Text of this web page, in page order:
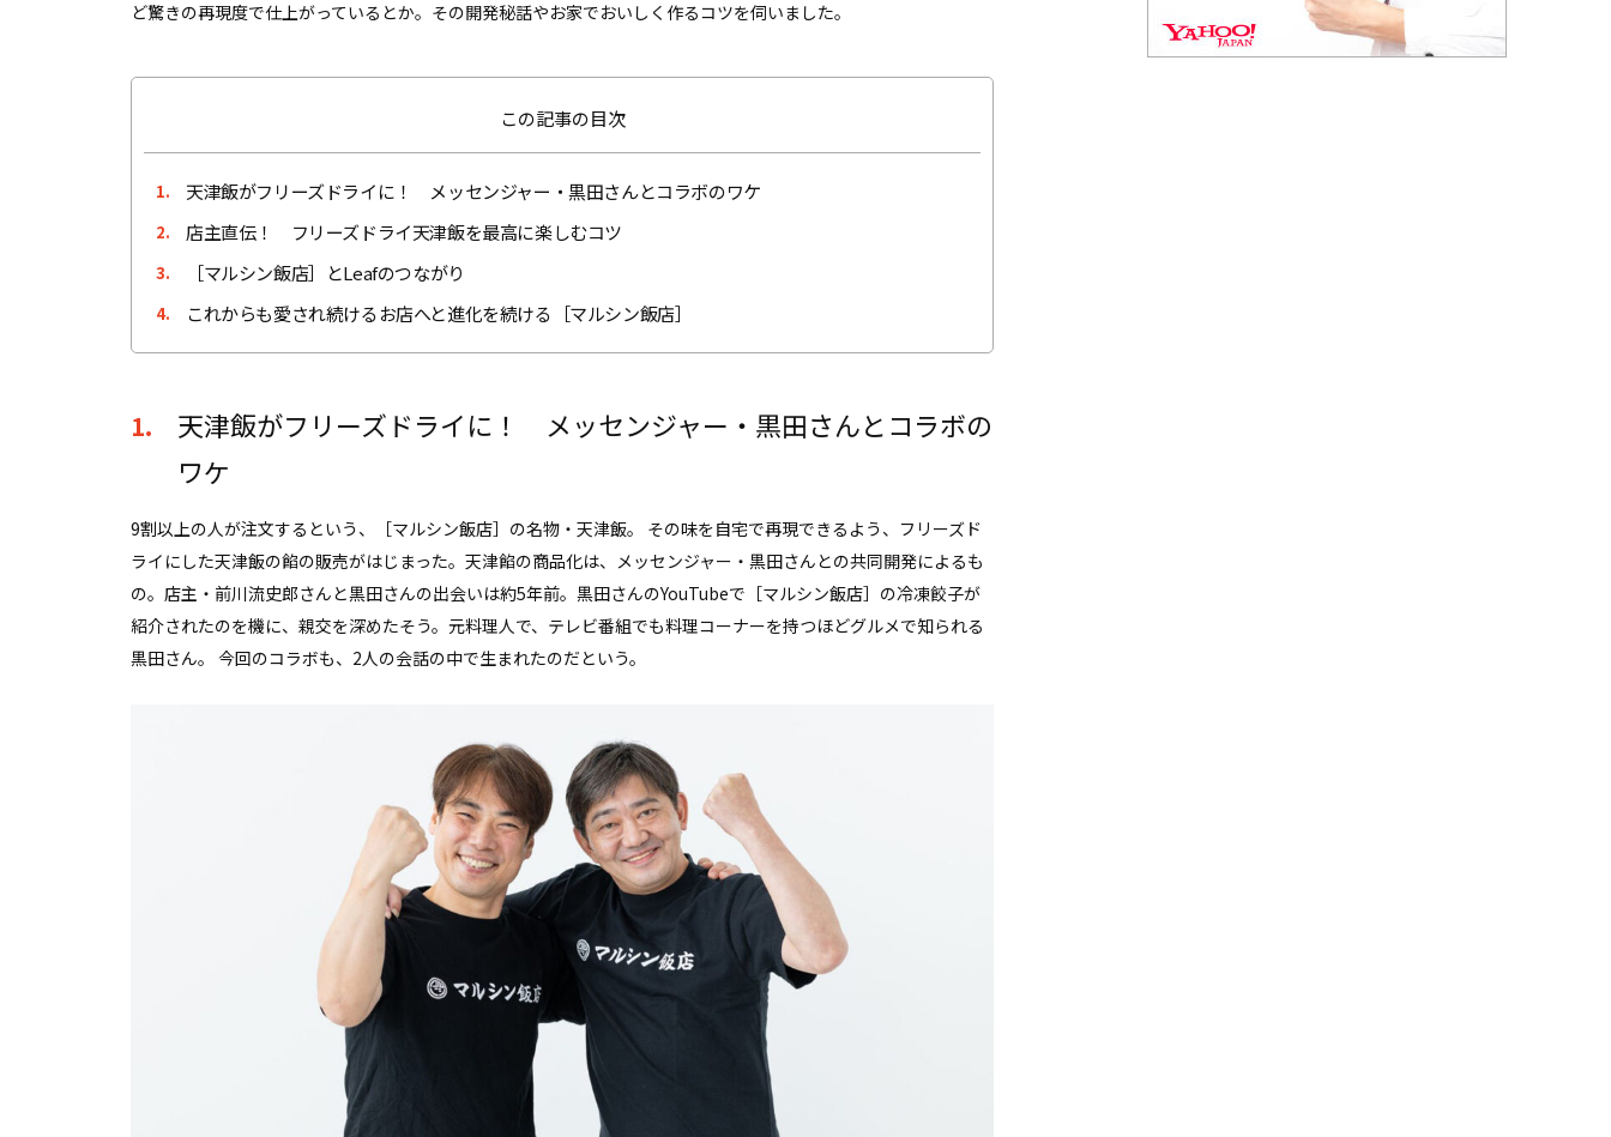
ど驚きの再現度で仕上がっているとか。その開発秘話やお家でおいしく作るコツを伺いました。
この記事の目次
1. 天津飯がフリーズドライに！ メッセンジャー・黒田さんとコラボのワケ
2. 店主直伝！ フリーズドライ天津飯を最高に楽しむコツ
3. ［マルシン飯店］とLeafのつながり
4. これからも愛され続けるお店へと進化を続ける［マルシン飯店］
1.
天津飯がフリーズドライに！ メッセンジャー・黒田さんとコラボの
ワケ
9割以上の人が注文するという、［マルシン飯店］の名物・天津飯。 その味を自宅で再現できるよう、フリーズド
ライにした天津飯の餡の販売がはじまった。天津餡の商品化は、メッセンジャー・黒田さんとの共同開発によるも
の。店主・前川流史郎さんと黒田さんの出会いは約5年前。黒田さんのYouTubeで［マルシン飯店］の冷凍餃子が
紹介されたのを機に、親交を深めたそう。元料理人で、テレビ番組でも料理コーナーを持つほどグルメで知られる
黒田さん。 今回のコラボも、2人の会話の中で生まれたのだという。